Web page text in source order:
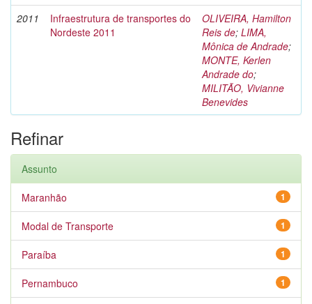
2011
Infraestrutura de transportes do
Nordeste 2011
OLIVEIRA, Hamilton
Reis de; LIMA,
Mônica de Andrade;
MONTE, Kerlen
Andrade do;
MILITÃO, Vivianne
Benevides
Refinar
Assunto
1
Maranhão
1
Modal de Transporte
1
Paraíba
1
Pernambuco